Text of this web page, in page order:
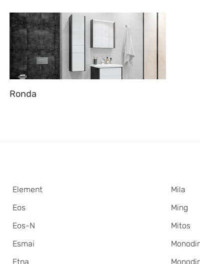
Ronda
Element
Eos
Eos-N
Esmai
Etna
Mila
Ming
Mitos